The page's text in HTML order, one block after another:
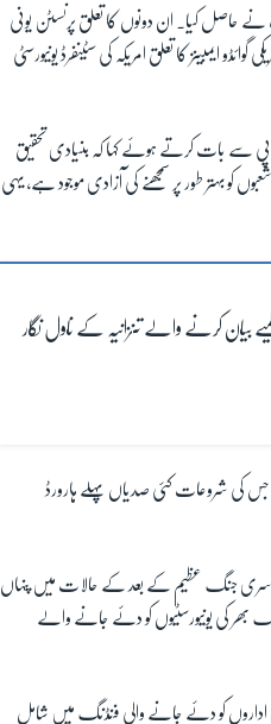
نے حاصل کیا۔ ان دونوں کا تعلق پرنسٹن یونی
کا تعلق امریکہ کی سٹینفرڈ یونیورسٹی
سے بات کرتے ہوئے کہا کہ بنیادی تحقیق
بہتر طور پر سمجھنے کی آزادی موجود ہے، یہی
بیان کرنے والے تنزانیہ کے ناول نگار
جس کی شروعات کئی صدیاں پہلے ہارورڈ
دوسری جنگ عظیم کے بعد کے حالات میں پنہاں
بھر کی یونیورسٹیوں کو دئے جانے والے
اداروں کو دئے جانے والی فنڈنگ میں شامل